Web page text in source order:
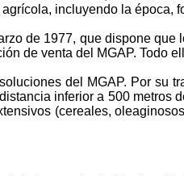
incluyendo la época,
de 1977, que dispone
de venta del MGAP. Todo
del MGAP. Por
inferior a 500
(cereales,